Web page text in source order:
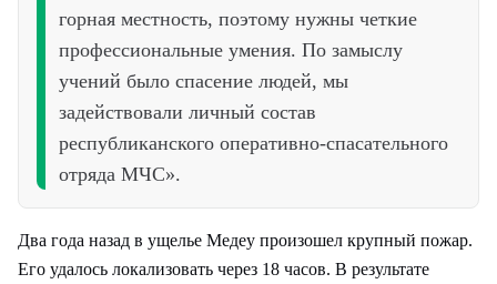
горная местность, поэтому нужны четкие
профессиональные умения. По замыслу
учений было спасение людей, мы
задействовали личный состав
республиканского оперативно-спасательного
отряда МЧС».
Два года назад в ущелье Медеу произошел крупный пожар.
Его удалось локализовать через 18 часов. В результате